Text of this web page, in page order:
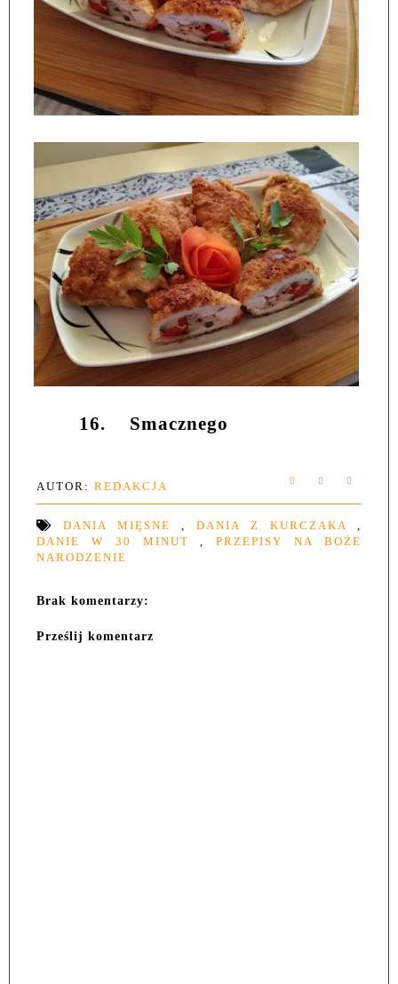
16. Smacznego
AUTOR: REDAKCJA
DANIA MIĘSNE DANIA Z KURCZAKA
DANIE W 30 MINUT
,PRZEPISY NA BOŻE
NARODZENIE
Brak komentarzy:
Prześlij komentarz